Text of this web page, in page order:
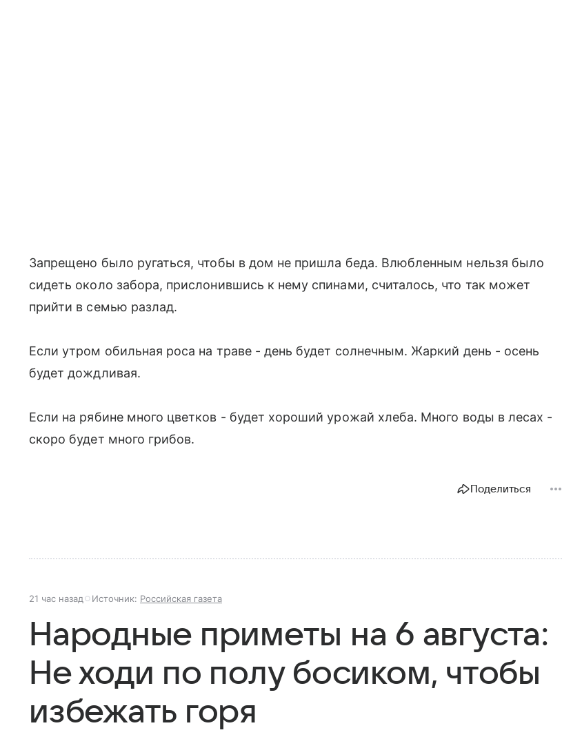
Запрещено было ругаться, чтобы в дом не пришла беда. Влюбленным нельзя было
сидеть около забора, прислонившись к нему спинами, считалось, что так может
прийти в семью разлад.
Если утром обильная роса на траве - день будет солнечным. Жаркий день - осень
будет дождливая.
Если на рябине много цветков - будет хороший урожай хлеба. Много воды в лесах -
скоро будет много грибов.
Поделиться
21 час назад Источник: Российская газета
Народные приметы на 6 августа:
Не ходи по полу босиком, чтобы
избежать горя